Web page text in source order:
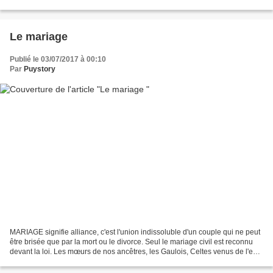
Le mariage
Publié le 03/07/2017 à 00:10
Par Puystory
MARIAGE signifie alliance, c'est l'union indissoluble d'un couple qui ne peut
être brisée que par la mort ou le divorce. Seul le mariage civil est reconnu
devant la loi. Les mœurs de nos ancêtres, les Gaulois, Celtes venus de l'est